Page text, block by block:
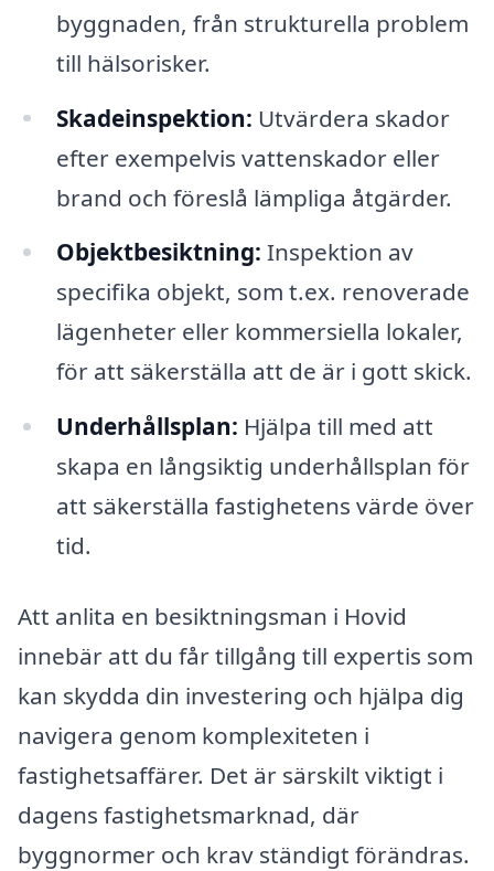
byggnaden, från strukturella problem
till hälsorisker.
Skadeinspektion: Utvärdera skador
efter exempelvis vattenskador eller
brand och föreslå lämpliga åtgärder.
Objektbesiktning: Inspektion av
specifika objekt, som t.ex. renoverade
lägenheter eller kommersiella lokaler,
för att säkerställa att de är i gott skick.
Underhållsplan: Hjälpa till med att
skapa en långsiktig underhållsplan för
att säkerställa fastighetens värde över
tid.
Att anlita en besiktningsman i Hovid
innebär att du får tillgång till expertis som
kan skydda din investering och hjälpa dig
navigera genom komplexiteten i
fastighetsaffärer. Det är särskilt viktigt i
dagens fastighetsmarknad, där
byggnormer och krav ständigt förändras.